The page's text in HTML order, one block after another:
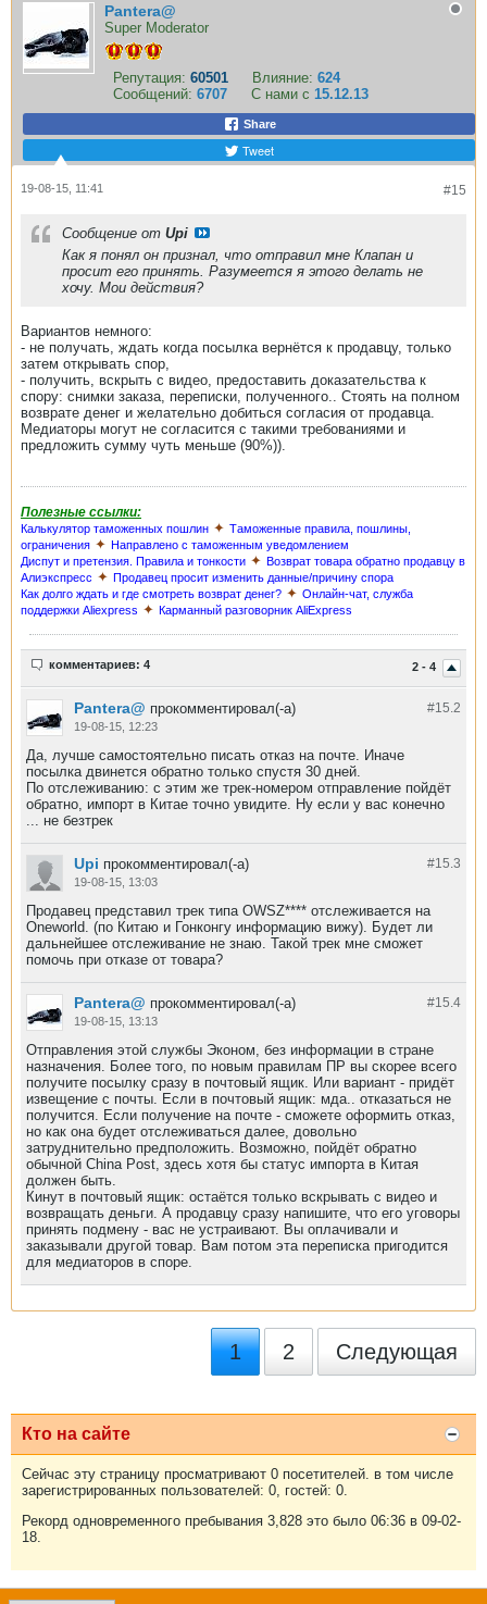
Pantera@
Super Moderator
Репутация: 60501 Влияние: 624
Сообщений: 6707 С нами с 15.12.13
Share
Tweet
#15
19-08-15, 11:41
Сообщение от Upi
Как я понял он признал, что отправил мне Клапан и
просит его принять. Разумеется я этого делать не
хочу. Мои действия?
Вариантов немного:
- не получать, ждать когда посылка вернётся к продавцу, только
затем открывать спор,
- получить, вскрыть с видео, предоставить доказательства к
спору: снимки заказа, переписки, полученного.. Стоять на полном
возврате денег и желательно добиться согласия от продавца.
Медиаторы могут не согласится с такими требованиями и
предложить сумму чуть меньше (90%)).
Полезные ссылки:
Калькулятор таможенных пошлин ✦ Таможенные правила, пошлины,
ограничения ✦ Направлено с таможенным уведомлением
Диспут и претензия. Правила и тонкости ✦ Возврат товара обратно продавцу в
Алиэкспресс ✦ Продавец просит изменить данные/причину спора
Как долго ждать и где смотреть возврат денег? ✦ Онлайн-чат, служба
поддержки Aliexpress ✦ Карманный разговорник AliExpress
2 - 4
комментариев: 4
#15.2
Pantera@ прокомментировал(-а)
19-08-15, 12:23
Да, лучше самостоятельно писать отказ на почте. Иначе
посылка двинется обратно только спустя 30 дней.
По отслеживанию: с этим же трек-номером отправление пойдёт
обратно, импорт в Китае точно увидите. Ну если у вас конечно
... не безтрек
#15.3
Upi прокомментировал(-а)
19-08-15, 13:03
Продавец представил трек типа OWSZ**** отслеживается на
Oneworld. (по Китаю и Гонконгу информацию вижу). Будет ли
дальнейшее отслеживание не знаю. Такой трек мне сможет
помочь при отказе от товара?
#15.4
Pantera@ прокомментировал(-а)
19-08-15, 13:13
Отправления этой службы Эконом, без информации в стране
назначения. Более того, по новым правилам ПР вы скорее всего
получите посылку сразу в почтовый ящик. Или вариант - придёт
извещение с почты. Если в почтовый ящик: мда.. отказаться не
получится. Если получение на почте - сможете оформить отказ,
но как она будет отслеживаться далее, довольно
затруднительно предположить. Возможно, пойдёт обратно
обычной China Post, здесь хотя бы статус импорта в Китая
должен быть.
Кинут в почтовый ящик: остаётся только вскрывать с видео и
возвращать деньги. А продавцу сразу напишите, что его уговоры
принять подмену - вас не устраивают. Вы оплачивали и
заказывали другой товар. Вам потом эта переписка пригодится
для медиаторов в споре.
1 2 Следующая
Кто на сайте
Сейчас эту страницу просматривают 0 посетителей. в том числе
зарегистрированных пользователей: 0, гостей: 0.
Рекорд одновременного пребывания 3,828 это было 06:36 в 09-02-
18.